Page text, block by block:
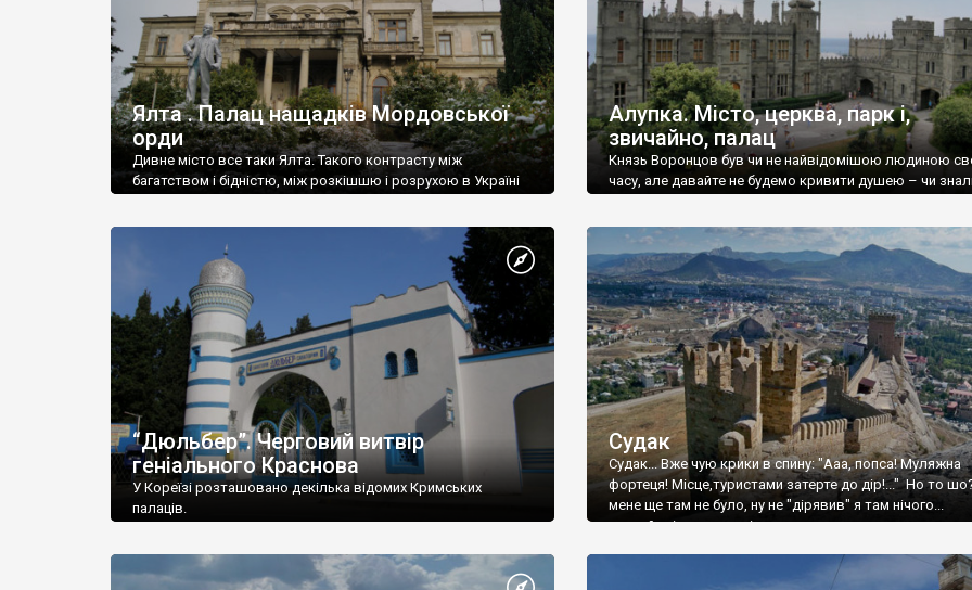
Ялта . Палац нащадків Мордовської
орди
Дивне місто все таки Ялта. Такого контрасту між
багатством і бідністю, між розкішшю і розрухою в Україні
Алупка. Місто, церква, парк і,
звичайно, палац
Князь Воронцов був чи не найвідомішою людиною
часу, але давайте не будемо кривити душею – чи
“Дюльбер”. Черговий витвір
геніального Краснова
У Кореїзі розташовано декілька відомих Кримських
палаців.
Судак
Судак... Вже чую крики в спину: "Ааа, попса! Муляжна
фортеця! Місце,туристами затерте до дір!..." Но то
мене ще там не було, ну не "дірявив" я там нічого...
принаймні до цього літа.